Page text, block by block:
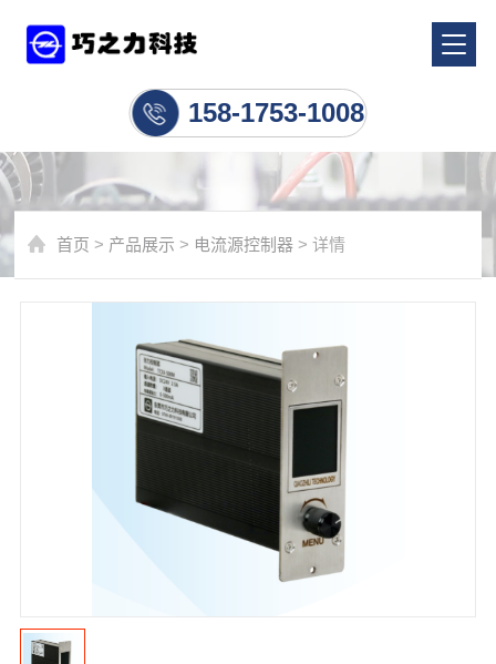
158-1753-1008
电流源控制器
首页 > 产品展示 > 电流源控制器 > 详情